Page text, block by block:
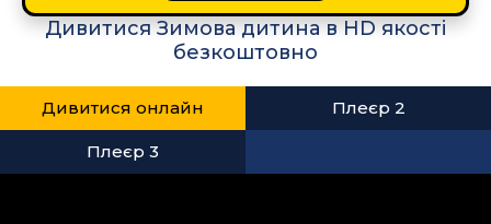
Дивитися Зимова дитина в HD якості
безкоштовно
Дивитися онлайн Плеєр 2
Плеєр 3